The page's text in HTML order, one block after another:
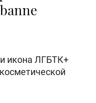
икона ЛГБТК+